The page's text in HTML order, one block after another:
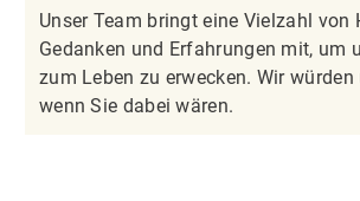
Unser Team bringt eine Vielzahl von
Gedanken und Erfahrungen mit, um
zum Leben zu erwecken. Wir würden
wenn Sie dabei wären.